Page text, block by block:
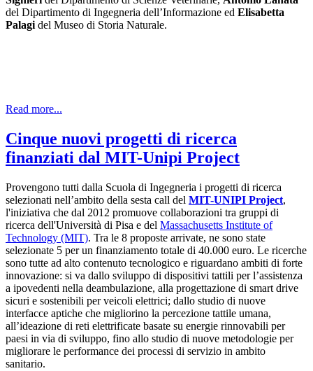
del Dipartimento di Ingegneria dell’Informazione ed Elisabetta
Palagi del Museo di Storia Naturale.
Read more...
Cinque nuovi progetti di ricerca
finanziati dal MIT-Unipi Project
Provengono tutti dalla Scuola di Ingegneria i progetti di ricerca
selezionati nell’ambito della sesta call del MIT-UNIPI Project,
l'iniziativa che dal 2012 promuove collaborazioni tra gruppi di
ricerca dell'Università di Pisa e del Massachusetts Institute of
Technology (MIT). Tra le 8 proposte arrivate, ne sono state
selezionate 5 per un finanziamento totale di 40.000 euro. Le ricerche
sono tutte ad alto contenuto tecnologico e riguardano ambiti di forte
innovazione: si va dallo sviluppo di dispositivi tattili per l’assistenza
a ipovedenti nella deambulazione, alla progettazione di smart drive
sicuri e sostenibili per veicoli elettrici; dallo studio di nuove
interfacce aptiche che migliorino la percezione tattile umana,
all’ideazione di reti elettrificate basate su energie rinnovabili per
paesi in via di sviluppo, fino allo studio di nuove metodologie per
migliorare le performance dei processi di servizio in ambito
sanitario.